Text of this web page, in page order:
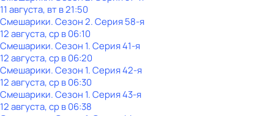
11 августа, вт в 21:50
Смешарики. Сезон 2. Серия 58-я
12 августа, ср в 06:10
Смешарики. Сезон 1. Серия 41-я
12 августа, ср в 06:20
Смешарики. Сезон 1. Серия 42-я
12 августа, ср в 06:30
Смешарики. Сезон 1. Серия 43-я
12 августа, ср в 06:38